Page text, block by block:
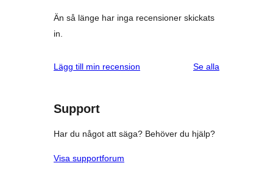
Än så länge har inga recensioner skickats
in.
Lägg till min recension Se alla
Support
Har du något att säga? Behöver du hjälp?
Visa supportforum